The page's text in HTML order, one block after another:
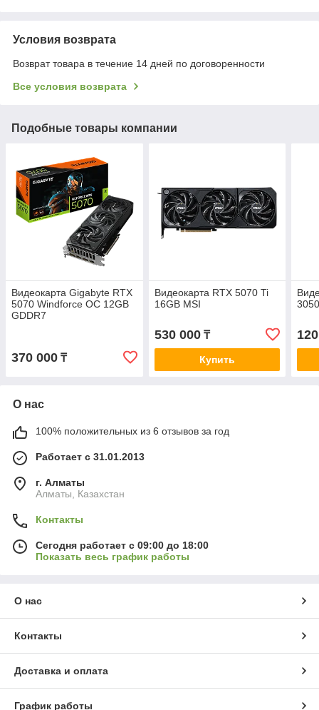
Условия возврата
Возврат товара в течение 14 дней по договоренности
Все условия возврата
Подобные товары компании
Видеокарта Gigabyte RTX
5070 Windforce OC 12GB
GDDR7
370 000 ₸
Видеокарта RTX 5070 Ti
16GB MSI
530 000₸
Купить
О нас
100% положительных из 6 отзывов за год
Работает с 31.01.2013
г. Алматы
Алматы, Казахстан
Контакты
Сегодня работает с 09:00 до 18:00
Показать весь график работы
О нас
Контакты
Доставка и оплата
График работы